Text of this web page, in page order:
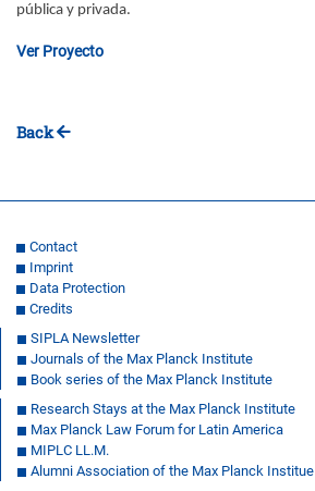
pública y privada.
Ver Proyecto
Back
Contact
Imprint
Data Protection
Credits
SIPLA Newsletter
Journals of the Max Planck Institute
Book series of the Max Planck Institute
Research Stays at the Max Planck Institute
Max Planck Law Forum for Latin America
MIPLC LL.M.
Alumni Association of the Max Planck Institue